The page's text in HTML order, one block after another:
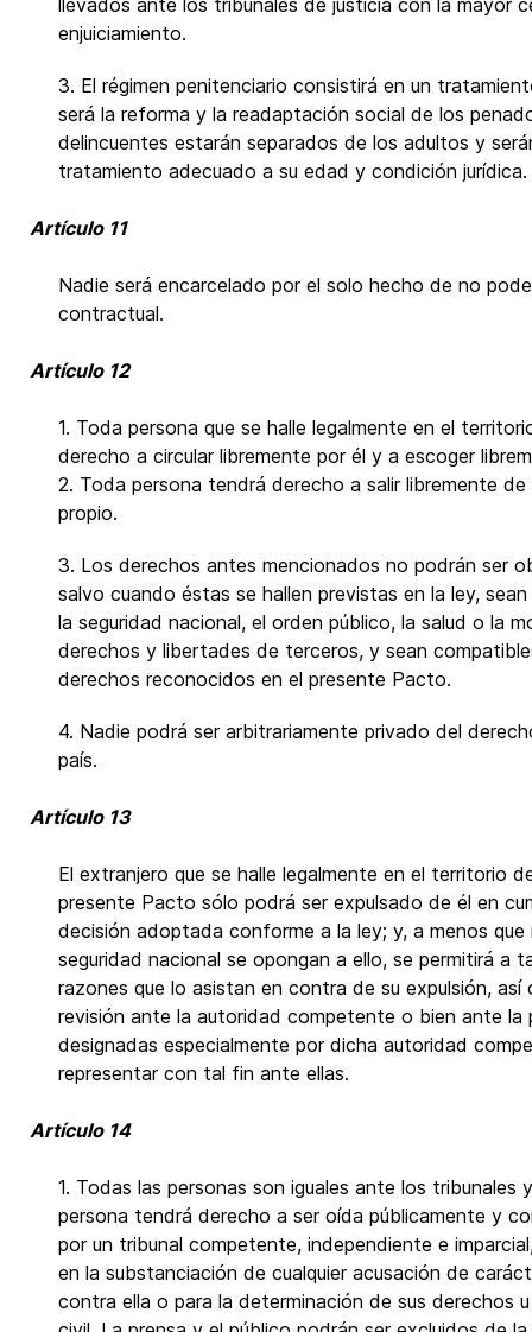
llevados ante los tribunales de justicia con la mayor
enjuiciamiento.
3. El régimen penitenciario consistirá en un
será la reforma y la readaptación social de los
delincuentes estarán separados de los adultos y
tratamiento adecuado a su edad y condición jurídica.
Artículo 11
Nadie será encarcelado por el solo hecho de no
contractual.
Artículo 12
1. Toda persona que se halle legalmente en el
derecho a circular libremente por él y a escoger
2. Toda persona tendrá derecho a salir libremente de
propio.
3. Los derechos antes mencionados no podrán ser
salvo cuando éstas se hallen previstas en la ley,
la seguridad nacional, el orden público, la salud o la
derechos y libertades de terceros, y sean
derechos reconocidos en el presente Pacto.
4. Nadie podrá ser arbitrariamente privado del
país.
Artículo 13
El extranjero que se halle legalmente en el territorio
presente Pacto sólo podrá ser expulsado de él en
decisión adoptada conforme a la ley; y, a menos que
seguridad nacional se opongan a ello, se permitirá a
razones que lo asistan en contra de su expulsión,
revisión ante la autoridad competente o bien ante la
designadas especialmente por dicha autoridad
representar con tal fin ante ellas.
Artículo 14
1. Todas las personas son iguales ante los
persona tendrá derecho a ser oída públicamente y
por un tribunal competente, independiente e
en la substanciación de cualquier acusación de
contra ella o para la determinación de sus derechos